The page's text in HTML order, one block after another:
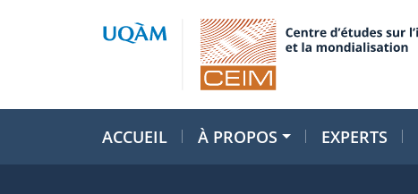
ACCUEIL À PROPOS EXPERTS